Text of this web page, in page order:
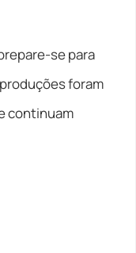
se para
foram
continuam